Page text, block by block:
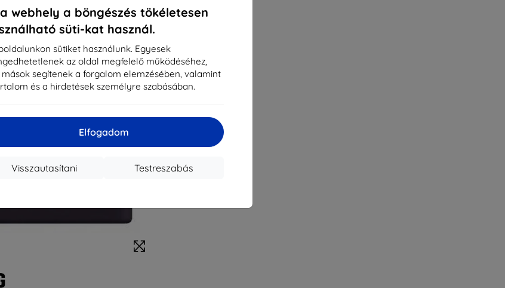
a webhely a böngészés tökéletesen
süti-kat használ.
sütiket használunk. Egyesek
az oldal megfelelő működéséhez,
mások segítenek a forgalom elemzésében, valamint
és a hirdetések személyre szabásában.
Elfogadom
Testreszabás
Visszautasítani